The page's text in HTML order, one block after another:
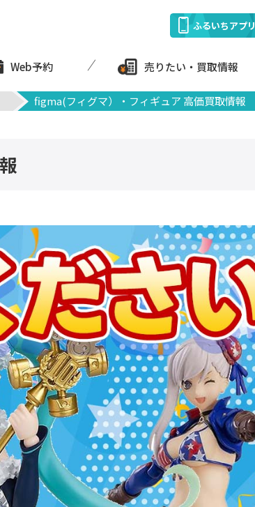
ふるいちアプリ
Web予約 売りたい・買取情報
figma(フィグマ）・フィギュア 高価買取情報